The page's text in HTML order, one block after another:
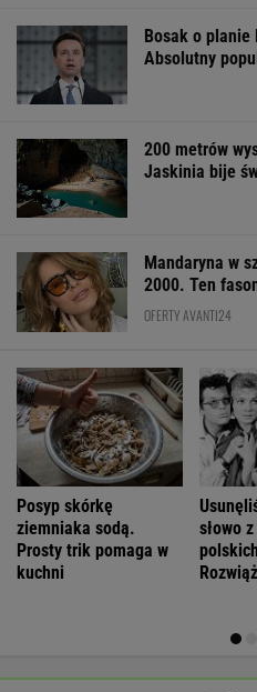
Bosak o planie
Absolutny
200 metrów
Jaskinia bije
Mandaryna w
2000. Ten
OFERTY AVANTI24
Posyp skórkę
ziemniaka sodą.
Prosty trik pomaga w
kuchni
słowo